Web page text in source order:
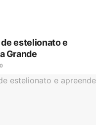
estelionato e
Grande
0